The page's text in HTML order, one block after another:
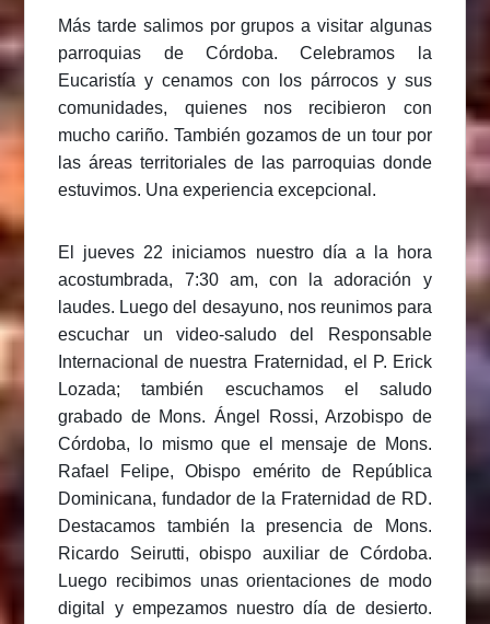
Más tarde salimos por grupos a visitar algunas
parroquias de Córdoba. Celebramos la
Eucaristía y cenamos con los párrocos y sus
comunidades, quienes nos recibieron con
mucho cariño. También gozamos de un tour por
las áreas territoriales de las parroquias donde
estuvimos. Una experiencia excepcional.
El jueves 22 iniciamos nuestro día a la hora
acostumbrada, 7:30 am, con la adoración y
laudes. Luego del desayuno, nos reunimos para
escuchar un video-saludo del Responsable
Internacional de nuestra Fraternidad, el P. Erick
Lozada; también escuchamos el saludo
grabado de Mons. Ángel Rossi, Arzobispo de
Córdoba, lo mismo que el mensaje de Mons.
Rafael Felipe, Obispo emérito de República
Dominicana, fundador de la Fraternidad de RD.
Destacamos también la presencia de Mons.
Ricardo Seirutti, obispo auxiliar de Córdoba.
Luego recibimos unas orientaciones de modo
digital y empezamos nuestro día de desierto.